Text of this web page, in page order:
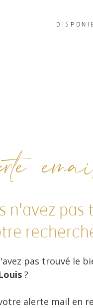
email
n'avez
pas trouvé le
?
alerte mail en